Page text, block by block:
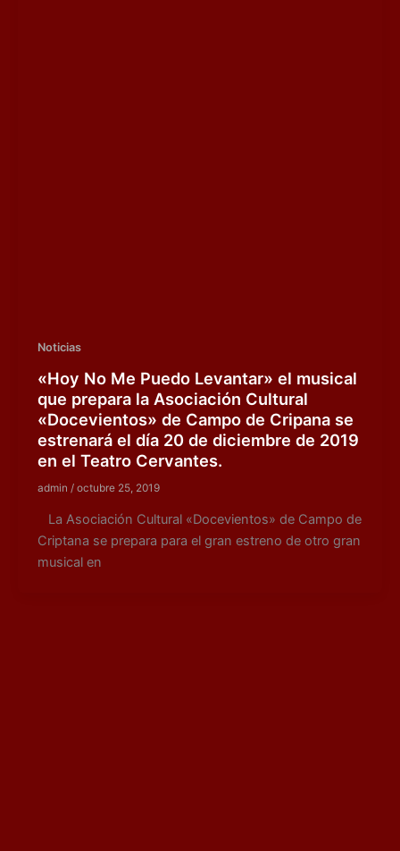
Noticias
«Hoy No Me Puedo Levantar» el musical
que prepara la Asociación Cultural
«Docevientos» de Campo de Cripana se
estrenará el día 20 de diciembre de 2019
en el Teatro Cervantes.
admin / octubre 25, 2019
La Asociación Cultural «Docevientos» de Campo de
Criptana se prepara para el gran estreno de otro gran
musical en